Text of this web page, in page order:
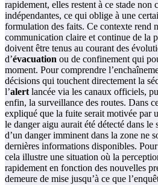
rapidement, elles restent à ce stade non
indépendantes, ce qui oblige à une
formulation des faits. Ce contexte rend
communication claire et continue de la
doivent être tenus au courant des
d’évacuation ou de confinement qui
moment. Pour comprendre
décisions qui touchent directement la
l’alert lancée via les canaux officiels,
enfin, la surveillance des routes. Dans
expliqué que la fuite serait motivée par
le danger aigu aurait été détecté dans le
d’un danger imminent dans la zone ne
dernières informations disponibles.
cela illustre une situation où la
rapidement en fonction des nouvelles
demeure de mise jusqu’à ce que